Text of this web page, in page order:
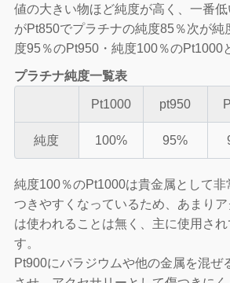
値の大きい物ほど純度が高く、一番
がPt850でプラチナの純度85％次が純
度95％のPt950・純度100％のPt1000
プラチナ純度一覧表
Pt1000 pt950
純度 100% 95%
純度100％のPt1000は貴金属として
つきやすくなっているため、あまり
は使われることは無く、主に使用さ
す。
Pt900にバラジウムや他の金属を混ぜ